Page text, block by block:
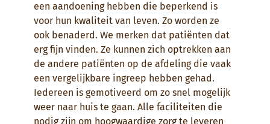
een aandoening hebben die beperkend is
voor hun kwaliteit van leven. Zo worden ze
ook benaderd. We merken dat patiënten dat
erg fijn vinden. Ze kunnen zich optrekken aan
de andere patiënten op de afdeling die vaak
een vergelijkbare ingreep hebben gehad.
Iedereen is gemotiveerd om zo snel mogelijk
weer naar huis te gaan. Alle faciliteiten die
nodig zijn om hoogwaardige zorg te leveren